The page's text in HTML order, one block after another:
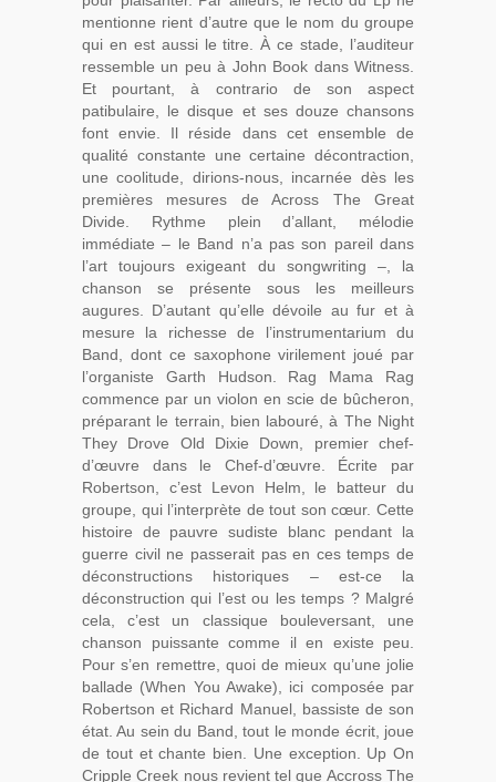
mentionne rient d’autre que le nom du groupe
qui en est aussi le titre. À ce stade, l’auditeur
ressemble un peu à John Book dans Witness.
Et pourtant, à contrario de son aspect
patibulaire, le disque et ses douze chansons
font envie. Il réside dans cet ensemble de
qualité constante une certaine décontraction,
une coolitude, dirions-nous, incarnée dès les
premières mesures de Across The Great
Divide. Rythme plein d’allant, mélodie
immédiate – le Band n’a pas son pareil dans
l’art toujours exigeant du songwriting –, la
chanson se présente sous les meilleurs
augures. D’autant qu’elle dévoile au fur et à
mesure la richesse de l’instrumentarium du
Band, dont ce saxophone virilement joué par
l’organiste Garth Hudson. Rag Mama Rag
commence par un violon en scie de bûcheron,
préparant le terrain, bien labouré, à The Night
They Drove Old Dixie Down, premier chef-
d’œuvre dans le Chef-d’œuvre. Écrite par
Robertson, c’est Levon Helm, le batteur du
groupe, qui l’interprète de tout son cœur. Cette
histoire de pauvre sudiste blanc pendant la
guerre civil ne passerait pas en ces temps de
déconstructions historiques – est-ce la
déconstruction qui l’est ou les temps ? Malgré
cela, c’est un classique bouleversant, une
chanson puissante comme il en existe peu.
Pour s’en remettre, quoi de mieux qu’une jolie
ballade (When You Awake), ici composée par
Robertson et Richard Manuel, bassiste de son
état. Au sein du Band, tout le monde écrit, joue
de tout et chante bien. Une exception. Up On
Cripple Creek nous revient tel que Accross The